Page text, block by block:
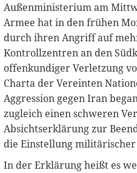
Außenministerium am
Armee hat in den frühen
durch ihren Angriff auf
Kontrollzentren an den
offenkundiger Verletzung
Charta der Vereinten
Aggression gegen Iran
zugleich einen schweren
Absichtserklärung zur
die Einstellung
In der Erklärung heißt es